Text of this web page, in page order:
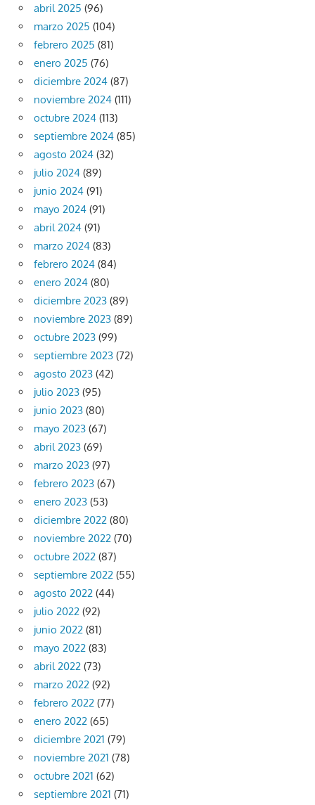
abril 2025 (96)
marzo 2025 (104)
febrero 2025 (81)
enero 2025 (76)
diciembre 2024 (87)
noviembre 2024 (111)
octubre 2024 (113)
septiembre 2024 (85)
agosto 2024 (32)
julio 2024 (89)
junio 2024 (91)
mayo 2024 (91)
abril 2024 (91)
marzo 2024 (83)
febrero 2024 (84)
enero 2024 (80)
diciembre 2023 (89)
noviembre 2023 (89)
octubre 2023 (99)
septiembre 2023 (72)
agosto 2023 (42)
julio 2023 (95)
junio 2023 (80)
mayo 2023 (67)
abril 2023 (69)
marzo 2023 (97)
febrero 2023 (67)
enero 2023 (53)
diciembre 2022 (80)
noviembre 2022 (70)
octubre 2022 (87)
septiembre 2022 (55)
agosto 2022 (44)
julio 2022 (92)
junio 2022 (81)
mayo 2022 (83)
abril 2022 (73)
marzo 2022 (92)
febrero 2022 (77)
enero 2022 (65)
diciembre 2021 (79)
noviembre 2021 (78)
octubre 2021 (62)
septiembre 2021 (71)